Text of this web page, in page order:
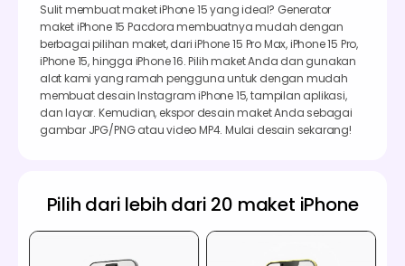
Sulit membuat maket iPhone 15 yang ideal? Generator
maket iPhone 15 Pacdora membuatnya mudah dengan
berbagai pilihan maket, dari iPhone 15 Pro Max, iPhone 15 Pro,
iPhone 15, hingga iPhone 16. Pilih maket Anda dan gunakan
alat kami yang ramah pengguna untuk dengan mudah
membuat desain Instagram iPhone 15, tampilan aplikasi,
dan layar. Kemudian, ekspor desain maket Anda sebagai
gambar JPG/PNG atau video MP4. Mulai desain sekarang!
Pilih dari lebih dari 20 maket iPhone